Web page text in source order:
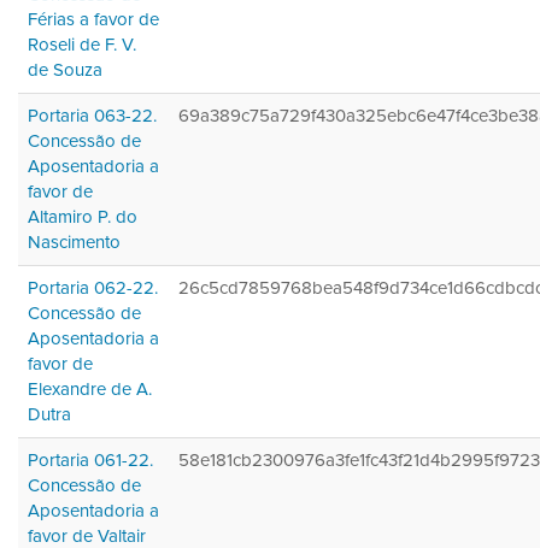
Férias a favor de
Roseli de F. V.
de Souza
Portaria 063-22.
Concessão de
Aposentadoria a
favor de
Altamiro P. do
Nascimento
Portaria 062-22.
Concessão de
Aposentadoria a
favor de
Elexandre de A.
Dutra
Portaria 061-22.
Concessão de
Aposentadoria a
favor de Valtair